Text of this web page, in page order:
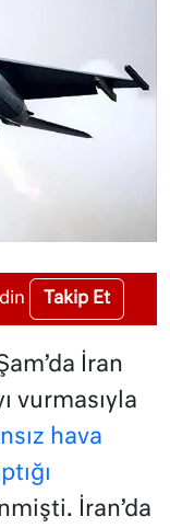
Takip Et
İran
vurmasıyla
hava
İran’da